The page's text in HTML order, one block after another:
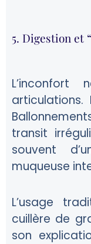
5. Digestion et
transit
souvent
muqueuse
L’usage
cuillère de
son